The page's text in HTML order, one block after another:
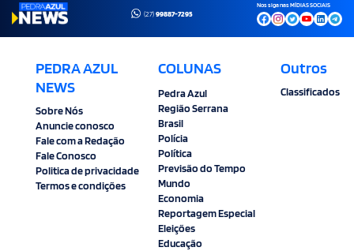
(27)99887-7295
Nos siga nas MÍDIAS SOCIAIS
PEDRA AZUL
NEWS
Sobre Nós
Anuncie conosco
Fale com a Redação
Fale Conosco
Politica de privacidade
Termos e condições
COLUNAS
Pedra Azul
Região Serrana
Brasil
Polícia
Política
Previsão do Tempo
Mundo
Economia
Reportagem Especial
Eleições
Educação
Outros
Classificados